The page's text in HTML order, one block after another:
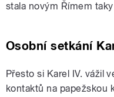
stala novým Římem taky
Osobní setkání
Přesto si Karel IV. vážil
kontaktů na papežskou